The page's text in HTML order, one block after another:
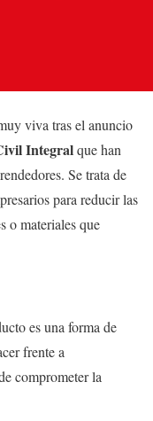
viva tras el anuncio
Integralque han
Se trata de
para reducir las
o materiales que
es una forma de
frente a
comprometer la